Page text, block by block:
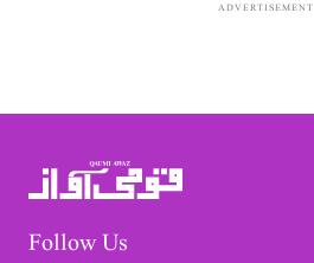
ADVERTISEMENT
Follow Us